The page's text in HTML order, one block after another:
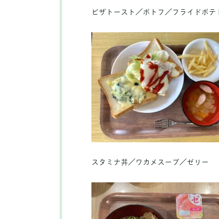
ピザトースト／ポトフ／フライドポテ
スタミナ丼／ワカメスープ／ゼリー